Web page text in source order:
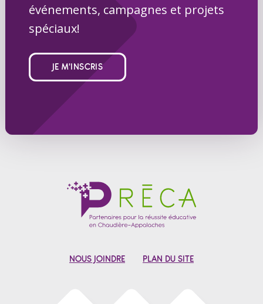
événements, campagnes et projets
spéciaux!
JE M'INSCRIS
NOUS JOINDRE PLAN DU SITE